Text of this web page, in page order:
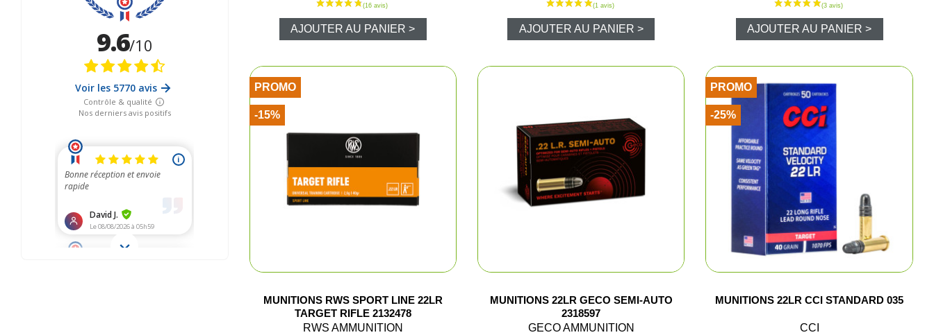
Chemises
Sous-vêtements
Gilets de chasse
Pantalons de chasse
Pantalons et shorts
Gilets
AJOUTER AU PANIER > AJOUTER AU PANIER > AJOUTER AU PANIER >
MUNITIONS RWS SPORT LINE 22LR
TARGET RIFLE 2132478
RWS AMMUNITION
PROMO
-15%
MUNITIONS 22LR GECO SEMI-AUTO
2318597
GECO AMMUNITION
MUNITIONS 22LR CCI STANDARD 035
CCI
PROMO
-25%